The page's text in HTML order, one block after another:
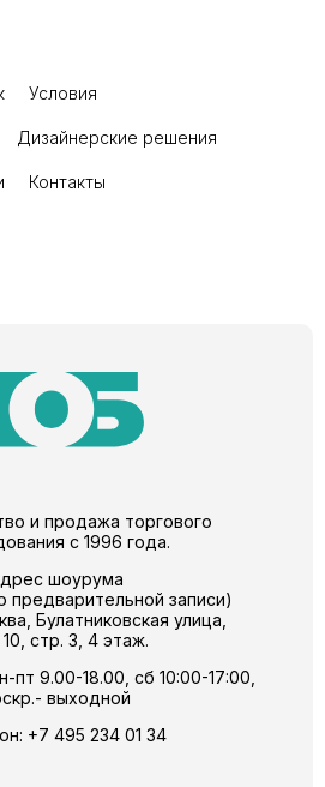
Условия
Дизайнерские решения
Контакты
и продажа торгового
с 1996 года.
шоурума
предварительной записи)
Булатниковская улица,
стр. 3, 4 этаж.
пт 9.00-18.00, сб 10:00-17:00,
выходной
+7 495 234 01 34